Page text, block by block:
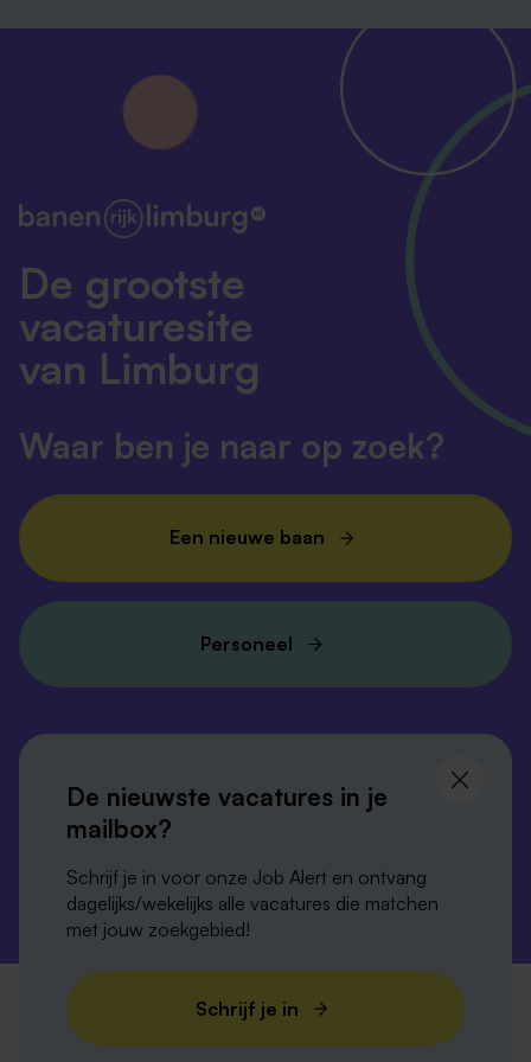
De grootste
vacaturesite
van Limburg
Waar ben je naar op zoek?
Een nieuwe baan
Personeel
blijf op de hoogte
Privacy-verklaring Disclaimer
Cookies
Verordening digitale diensten
Colofon Sitemap
De nieuwste vacatures in je
mailbox?
Schrijf je in voor onze Job Alert en ontvang
dagelijks/wekelijks alle vacatures die matchen
met jouw zoekgebied!
Schrijf je in